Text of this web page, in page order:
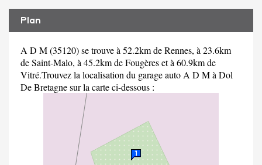
Plan
A D M (35120) se trouve à 52.2km de Rennes, à 23.6km
de Saint-Malo, à 45.2km de Fougères et à 60.9km de
Vitré.Trouvez la localisation du garage auto A D M à Dol
De Bretagne sur la carte ci-dessous :